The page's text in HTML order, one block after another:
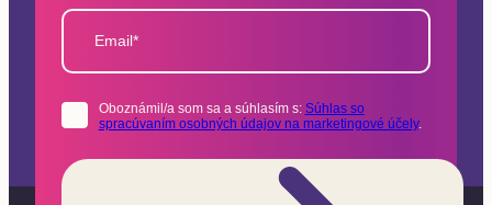
Email*
Oboznámil/a som sa a súhlasím s: Súhlas so
spracúvaním osobných údajov na marketingové účely.